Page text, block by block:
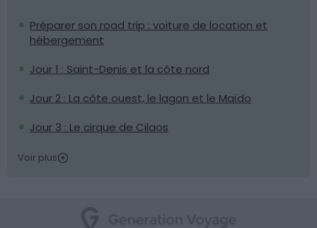
Préparer son road trip : voiture de location et
hébergement
Jour 1 : Saint-Denis et la côte nord
Jour 2 : La côte ouest, le lagon et le Maïdo
Jour 3 : Le cirque de Cilaos
Voir plus